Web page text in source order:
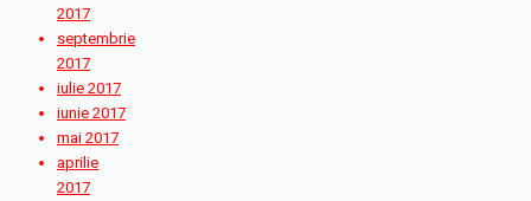
2017
septembrie
2017
iulie 2017
iunie 2017
mai 2017
aprilie
2017